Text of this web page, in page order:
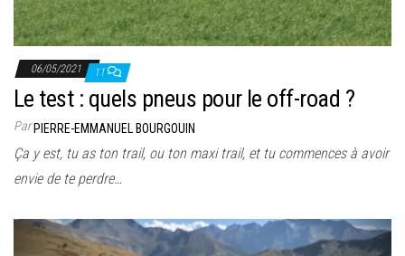
06/05/2021 11
Le test : quels pneus pour le off-road ?
ParPIERRE-EMMANUEL BOURGOUIN
Ça y est, tu as ton trail, ou ton maxi trail, et tu commences à avoir
envie de te perdre…